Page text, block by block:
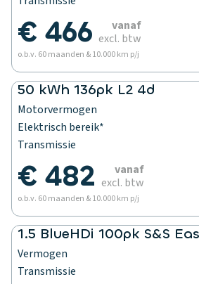
€ 466
vanaf
excl. btw
o.b.v. 60 maanden & 10.000 km p/j
50 kWh 136pk L2 4d
Motorvermogen
Elektrisch bereik*
Transmissie
€ 482
vanaf
excl. btw
o.b.v. 60 maanden & 10.000 km p/j
1.5 BlueHDi 100pk S&S
Vermogen
Transmissie